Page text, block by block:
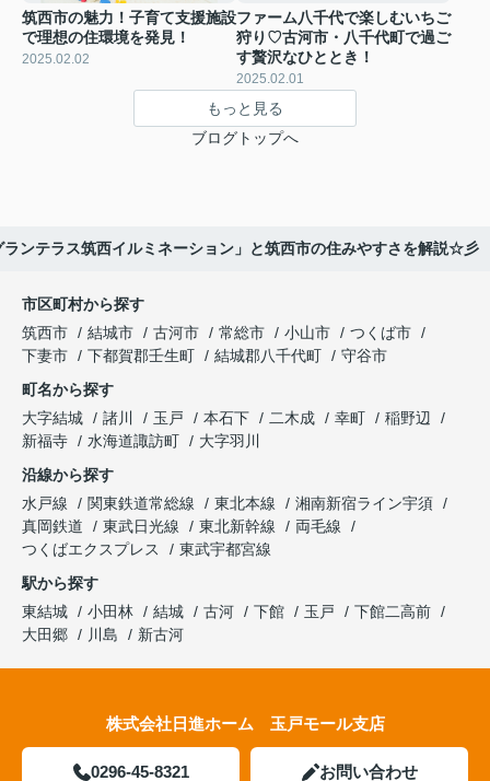
筑西市の魅力！子育て支援施設
で理想の住環境を発見！
2025.02.02
ファーム八千代で楽しむいちご
狩り♡古河市・八千代町で過ご
す贅沢なひととき！
2025.02.01
もっと見る
ブログトップへ
ンテラス筑西イルミネーション」と筑西市の住みやすさを解説☆彡
市区町村から探す
筑西市
結城市 古河市 常総市 小山市
つくば市
下妻市
下都賀郡壬生町 結城郡八千代町
守谷市
町名から探す
大字結城
諸川 玉戸 本石下 二木成 幸町
稲野辺
新福寺
水海道諏訪町
大字羽川
沿線から探す
水戸線
関東鉄道常総線 東北本線
湘南新宿ライン宇須
真岡鉄道
東武日光線 東北新幹線
両毛線
つくばエクスプレス
東武宇都宮線
駅から探す
東結城
小田林 結城 古河 下館 玉戸
下館二高前
大田郷
川島 新古河
株式会社日進ホーム 玉戸モール支店
0296-45-8321 お問い合わせ